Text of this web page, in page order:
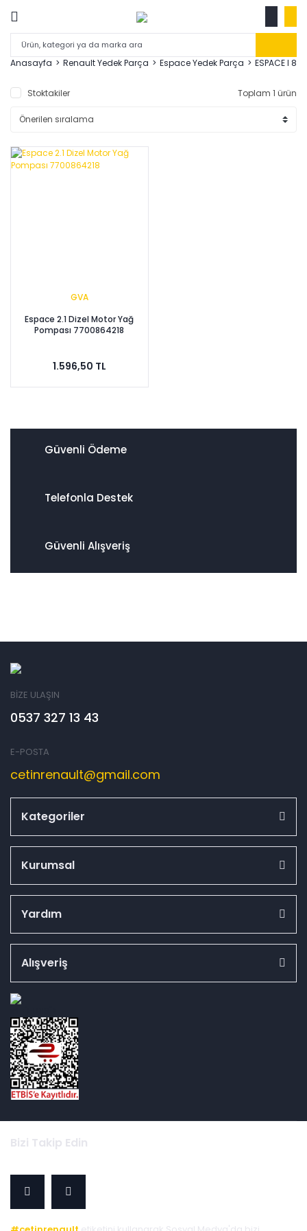
Anasayfa Renault Yedek Parça Espace Yedek Parça ESPACE I
Stoktakiler Toplam 1 ürün
GVA
Espace 2.1 Dizel Motor Yağ
Pompası 7700864218
1.596,50 TL
Güvenli Ödeme
Telefonla Destek
Güvenli Alışveriş
BİZE ULAŞIN
0537 327 13 43
E-POSTA
cetinrenault@gmail.com
Kategoriler
Kurumsal
Yardım
Alışveriş
Bizi Takip Edin